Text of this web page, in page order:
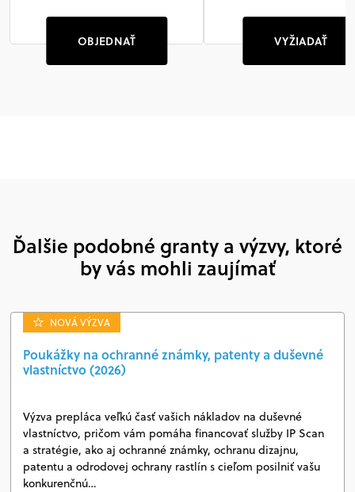
OBJEDNAŤ VYŽIADAŤ
Ďalšie podobné granty a výzvy, ktoré
by vás mohli zaujímať
NOVÁ VÝZVA
Poukážky na ochranné známky, patenty a duševné
vlastníctvo (2026)
Výzva prepláca veľkú časť vašich nákladov na duševné
vlastníctvo, pričom vám pomáha financovať služby IP Scan
a stratégie, ako aj ochranné známky, ochranu dizajnu,
patentu a odrodovej ochrany rastlín s cieľom posilniť vašu
konkurenčnú…